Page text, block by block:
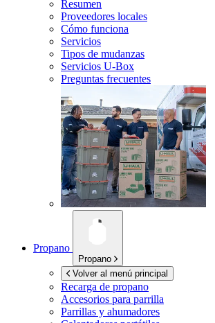
Resumen
Proveedores locales
Cómo funciona
Servicios
Tipos de mudanzas
Servicios U-Box
Preguntas frecuentes
Propano
Propano
Volver al menú principal
Recarga de propano
Accesorios para parrilla
Parrillas y ahumadores